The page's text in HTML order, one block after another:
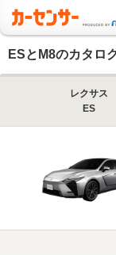
ESとM8のカタロ
レクサス
ES